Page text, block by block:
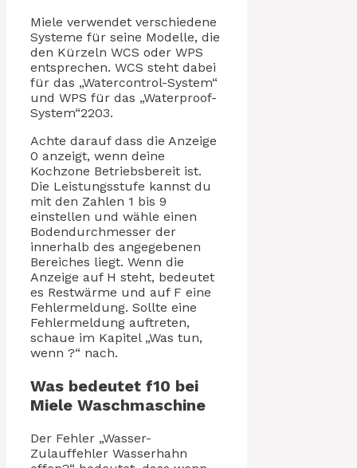
Miele verwendet verschiedene
Systeme für seine Modelle, die
den Kürzeln WCS oder WPS
entsprechen. WCS steht dabei
für das „Watercontrol-System“
und WPS für das „Waterproof-
System“2203.
Achte darauf dass die Anzeige
0 anzeigt, wenn deine
Kochzone Betriebsbereit ist.
Die Leistungsstufe kannst du
mit den Zahlen 1 bis 9
einstellen und wähle einen
Bodendurchmesser der
innerhalb des angegebenen
Bereiches liegt. Wenn die
Anzeige auf H steht, bedeutet
es Restwärme und auf F eine
Fehlermeldung. Sollte eine
Fehlermeldung auftreten,
schaue im Kapitel „Was tun,
wenn ?“ nach.
Was bedeutet f10 bei
Miele Waschmaschine
Der Fehler „Wasser-
Zulauffehler Wasserhahn